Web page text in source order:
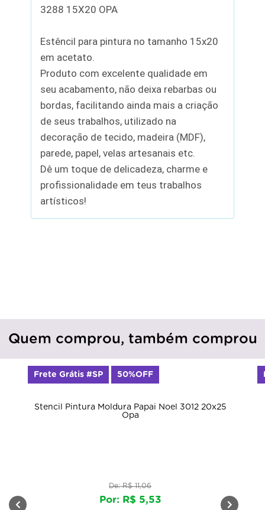
3288 15X20 OPA
Estêncil para pintura no tamanho 15x20
em acetato.
Produto com excelente qualidade em
seu acabamento, não deixa rebarbas ou
bordas, facilitando ainda mais a criação
de seus trabalhos, utilizado na
decoração de tecido, madeira (MDF),
parede, papel, velas artesanais etc.
Dê um toque de delicadeza, charme e
profissionalidade em teus trabalhos
artísticos!
Quem comprou, também comprou
Stencil Pintura Moldura Papai Noel 3012 20x25
Opa
De: R$ 11,06
Por: R$ 5,53
Frete Grátis #SP 50%OFF